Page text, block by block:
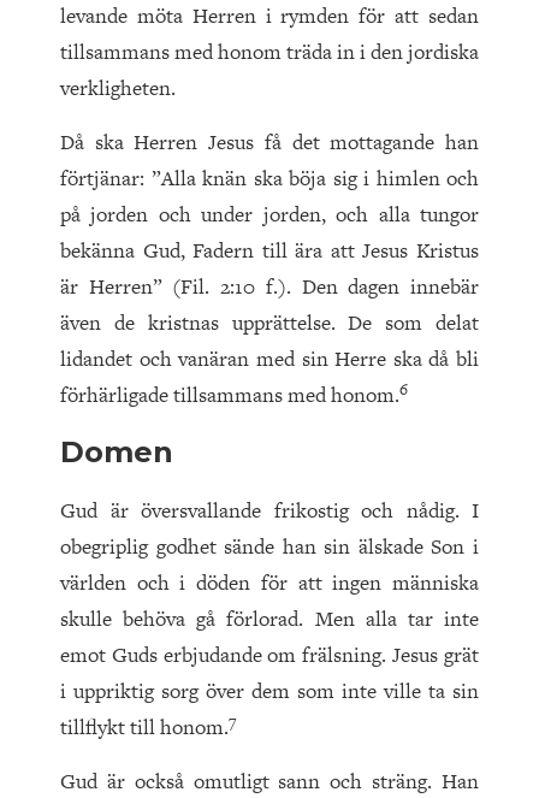
levande möta Herren i rymden för att sedan
tillsammans med honom träda in i den jordiska
verkligheten.
Då ska Herren Jesus få det mottagande han
förtjänar: ”Alla knän ska böja sig i himlen och
på jorden och under jorden, och alla tungor
bekänna Gud, Fadern till ära att Jesus Kristus
är Herren” (Fil. 2:10 f.). Den dagen innebär
även de kristnas upprättelse. De som delat
lidandet och vanäran med sin Herre ska då bli
förhärligade tillsammans med honom.6
Domen
Gud är översvallande frikostig och nådig. I
obegriplig godhet sände han sin älskade Son i
världen och i döden för att ingen människa
skulle behöva gå förlorad. Men alla tar inte
emot Guds erbjudande om frälsning. Jesus grät
i uppriktig sorg över dem som inte ville ta sin
tillflykt till honom.7
Gud är också omutligt sann och sträng. Han